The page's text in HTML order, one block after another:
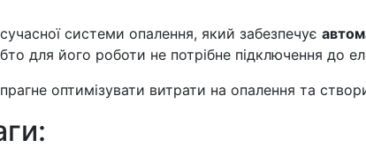
системи опалення, який забезпечує
для його роботи не потрібне підключення до
оптимізувати витрати на опалення та